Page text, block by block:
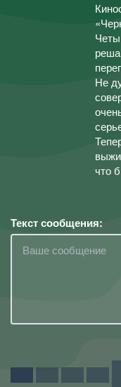
Не
что
Текст сообщения: